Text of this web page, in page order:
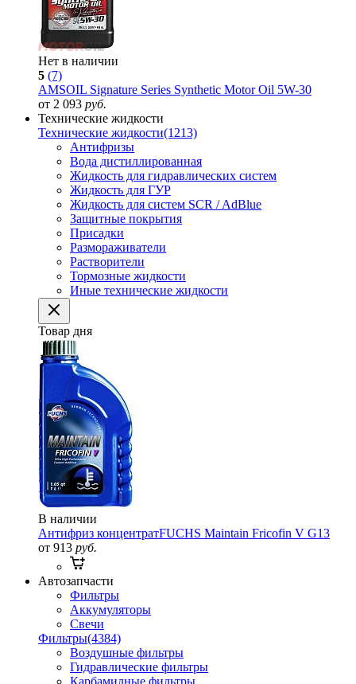
Нет в наличии
5 (7)
AMSOIL Signature Series Synthetic Motor Oil 5W-30
от 2 093 руб.
Технические жидкости
Технические жидкости(1213)
Антифризы
Вода дистиллированная
Жидкость для гидравлических систем
Жидкость для ГУР
Жидкость для систем SCR / AdBlue
Защитные покрытия
Присадки
Размораживатели
Растворители
Тормозные жидкости
Иные технические жидкости
Товар дня
В наличии
Антифриз концентратFUCHS Maintain Fricofin V G13
от 913 руб.
Автозапчасти
Фильтры
Аккумуляторы
Свечи
Фильтры(4384)
Воздушные фильтры
Гидравлические фильтры
Карбамидные фильтры